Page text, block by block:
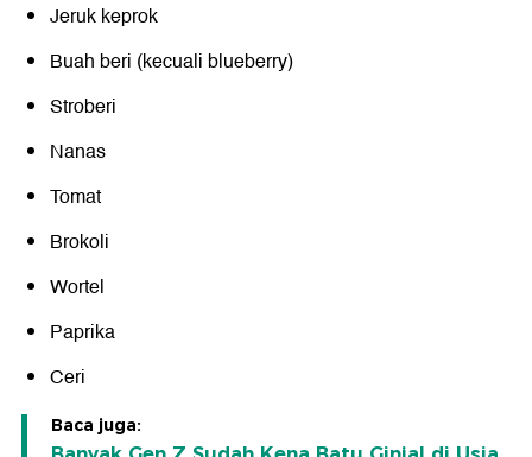
Jeruk keprok
Buah beri (kecuali blueberry)
Stroberi
Nanas
Tomat
Brokoli
Wortel
Paprika
Ceri
Baca juga: